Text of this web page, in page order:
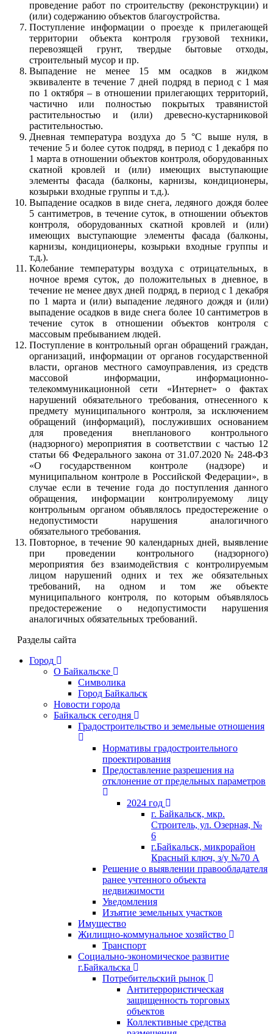
проведение работ по строительству (реконструкции) и
(или) содержанию объектов благоустройства.
Поступление информации о проезде к прилегающей
территории объекта контроля грузовой техники,
перевозящей грунт, твердые бытовые отходы,
строительный мусор и пр.
Выпадение не менее 15 мм осадков в жидком
эквиваленте в течение 7 дней подряд в период с 1 мая
по 1 октября – в отношении прилегающих территорий,
частично или полностью покрытых травянистой
растительностью и (или) древесно-кустарниковой
растительностью.
Дневная температура воздуха до 5 °C выше нуля, в
течение 5 и более суток подряд, в период с 1 декабря по
1 марта в отношении объектов контроля, оборудованных
скатной кровлей и (или) имеющих выступающие
элементы фасада (балконы, карнизы, кондиционеры,
козырьки входные группы и т.д.).
Выпадение осадков в виде снега, ледяного дождя более
5 сантиметров, в течение суток, в отношении объектов
контроля, оборудованных скатной кровлей и (или)
имеющих выступающие элементы фасада (балконы,
карнизы, кондиционеры, козырьки входные группы и
т.д.).
Колебание температуры воздуха с отрицательных, в
ночное время суток, до положительных в дневное, в
течение не менее двух дней подряд, в период с 1 декабря
по 1 марта и (или) выпадение ледяного дождя и (или)
выпадение осадков в виде снега более 10 сантиметров в
течение суток в отношении объектов контроля с
массовым пребыванием людей.
Поступление в контрольный орган обращений граждан,
организаций, информации от органов государственной
власти, органов местного самоуправления, из средств
массовой информации, информационно-
телекоммуникационной сети «Интернет» о фактах
нарушений обязательного требования, отнесенного к
предмету муниципального контроля, за исключением
обращений (информаций), послуживших основанием
для проведения внепланового контрольного
(надзорного) мероприятия в соответствии с частью 12
статьи 66 Федерального закона от 31.07.2020 № 248-ФЗ
«О государственном контроле (надзоре) и
муниципальном контроле в Российской Федерации», в
случае если в течение года до поступления данного
обращения, информации контролируемому лицу
контрольным органом объявлялось предостережение о
недопустимости нарушения аналогичного
обязательного требования.
Повторное, в течение 90 календарных дней, выявление
при проведении контрольного (надзорного)
мероприятия без взаимодействия с контролируемым
лицом нарушений одних и тех же обязательных
требований, на одном и том же объекте
муниципального контроля, по которым объявлялось
предостережение о недопустимости нарушения
аналогичных обязательных требований.
Разделы сайта
Город
О Байкальске
Символика
Город Байкальск
Новости города
Байкальск сегодня
Градостроительство и земельные отношения
Нормативы градостроительного
проектирования
Предоставление разрешения на
отклонение от предельных параметров
2024 год
г. Байкальск, мкр.
Строитель, ул. Озерная, №
6
г.Байкальск, микрорайон
Красный ключ, з/у №70 А
Решение о выявлении правообладателя
ранее учтенного объекта
недвижимости
Уведомления
Изъятие земельных участков
Имущество
Жилищно-коммунальное хозяйство
Транспорт
Социально-экономическое развитие
г.Байкальска
Потребительский рынок
Антитеррористическая
защищенность торговых
объектов
Коллективные средства